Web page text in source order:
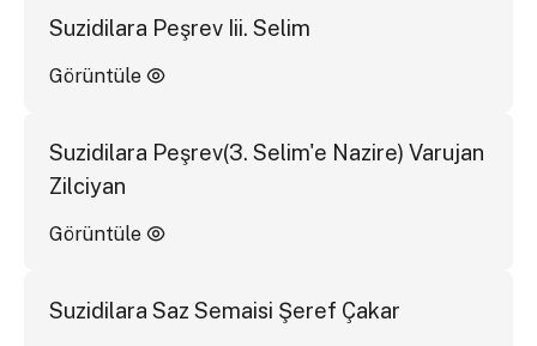
Suzidilara Peşrev Iii. Selim
Görüntüle
Suzidilara Peşrev(3. Selim'e Nazire) Varujan
Zilciyan
Görüntüle
Suzidilara Saz Semaisi Şeref Çakar